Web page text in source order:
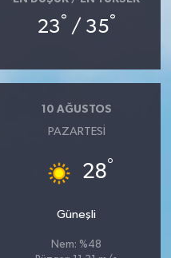
23° / 35°
10 AĞUSTOS
PAZARTESI
28°
Güneşli
Nem: %48